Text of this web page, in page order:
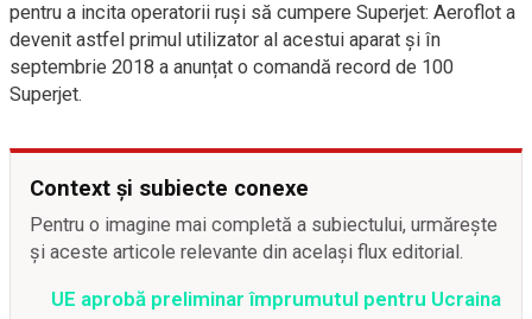
pentru a incita operatorii ruși să cumpere Superjet: Aeroflot a
devenit astfel primul utilizator al acestui aparat și în
septembrie 2018 a anunțat o comandă record de 100
Superjet.
Context și subiecte conexe
Pentru o imagine mai completă a subiectului, urmărește
și aceste articole relevante din același flux editorial.
UE aprobă preliminar împrumutul pentru Ucraina